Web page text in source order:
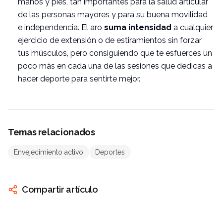
de las personas mayores y para su buena movilidad
e independencia. El aro suma intensidad a cualquier
ejercicio de extensión o de estiramientos sin forzar
tus músculos, pero consiguiendo que te esfuerces un
poco más en cada una de las sesiones que dedicas a
hacer deporte para sentirte mejor.
Temas relacionados
Envejecimiento activo Deportes
Compartir artículo